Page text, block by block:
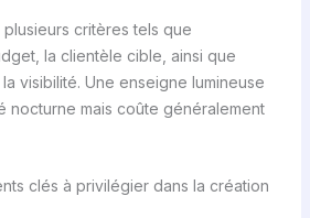
critères tels que
la clientèle cible, ainsi que
visibilité. Une enseigne lumineuse
nocturne mais coûte généralement
clés à privilégier dans la création